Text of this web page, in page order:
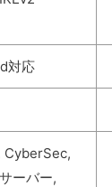
対応
CyberSec,
ーバー,